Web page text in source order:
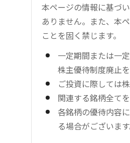
本ページの情報に基づ
ありません。また、本
ことを固く禁じます。
一定期間または一
株主優待制度廃止
ご投資に際しては
関連する銘柄全て
各銘柄の優待内容
る場合がございま